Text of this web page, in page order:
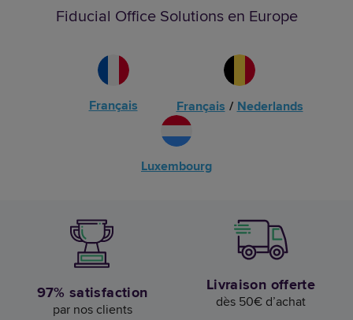
Fiducial Office Solutions en Europe
Français Français / Nederlands
Luxembourg
97% satisfaction
par nos clients
Livraison offerte
dès 50€ d’achat